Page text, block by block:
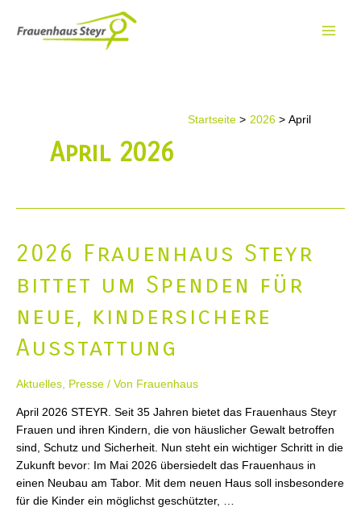
Inhalt
springen
Startseite 2026 April
April 2026
2026 Frauenhaus Steyr
bittet um Spenden für
neue, kindersichere
Ausstattung
Aktuelles Presse / Von Frauenhaus
April 2026 STEYR. Seit 35 Jahren bietet das Frauenhaus Steyr
Frauen und ihren Kindern, die von häuslicher Gewalt betroffen
sind, Schutz und Sicherheit. Nun steht ein wichtiger Schritt in die
Zukunft bevor: Im Mai 2026 übersiedelt das Frauenhaus in
einen Neubau am Tabor. Mit dem neuen Haus soll insbesondere
für die Kinder ein möglichst geschützter, …